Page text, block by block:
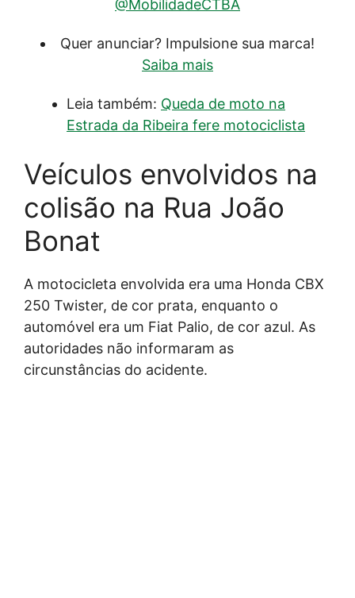
@MobilidadeCTBA
Quer anunciar? Impulsione sua marca!
Saiba mais
Leia também: Queda de moto na
Estrada da Ribeira fere motociclista
Veículos envolvidos na
colisão na Rua João
Bonat
A motocicleta envolvida era uma Honda CBX
250 Twister, de cor prata, enquanto o
automóvel era um Fiat Palio, de cor azul. As
autoridades não informaram as
circunstâncias do acidente.